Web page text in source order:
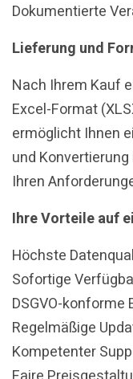
Dokumentierte
Lieferung und
Nach Ihrem Kauf
Excel-Format
ermöglicht Ihnen
und
Ihren
Ihre Vorteile auf
Höchste
Sofortige
DSGVO-konforme
Regelmäßige
Kompetenter